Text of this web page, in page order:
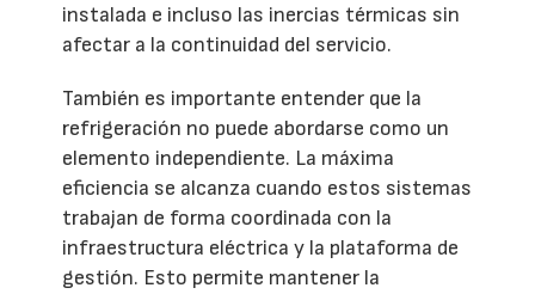
instalada e incluso las inercias térmicas sin
afectar a la continuidad del servicio.
También es importante entender que la
refrigeración no puede abordarse como un
elemento independiente. La máxima
eficiencia se alcanza cuando estos sistemas
trabajan de forma coordinada con la
infraestructura eléctrica y la plataforma de
gestión. Esto permite mantener la